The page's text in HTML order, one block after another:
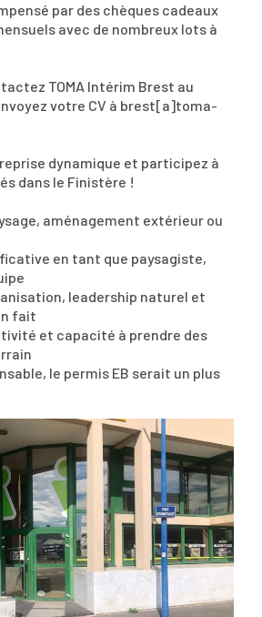
par des chèques cadeaux
avec de nombreux lots à
TOMA Intérim Brest au
votre CV à brest[a]toma-
dynamique et participez à
dans le Finistère !
aménagement extérieur ou
en tant que paysagiste,
leadership naturel et
fait
et capacité à prendre des
le permis EB serait un plus